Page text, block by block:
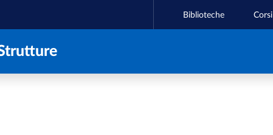
Biblioteche Corsi